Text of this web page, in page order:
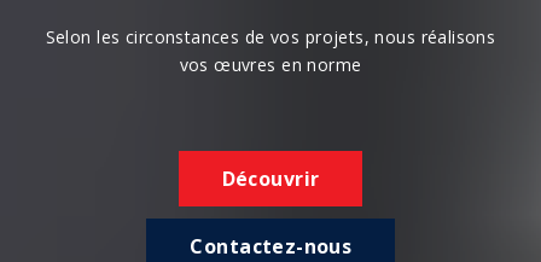
Selon les circonstances de vos projets, nous réalisons
vos œuvres en norme
Découvrir
Contactez-nous